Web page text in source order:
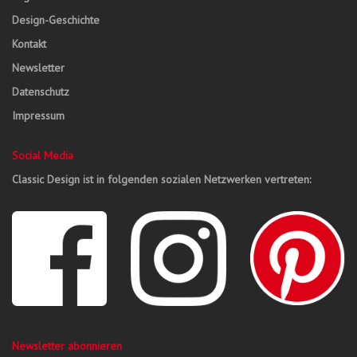
Design-Geschichte
Kontakt
Newsletter
Datenschutz
Impressum
Social Media
Classic Design ist in folgenden sozialen Netzwerken vertreten:
Newsletter abonnieren